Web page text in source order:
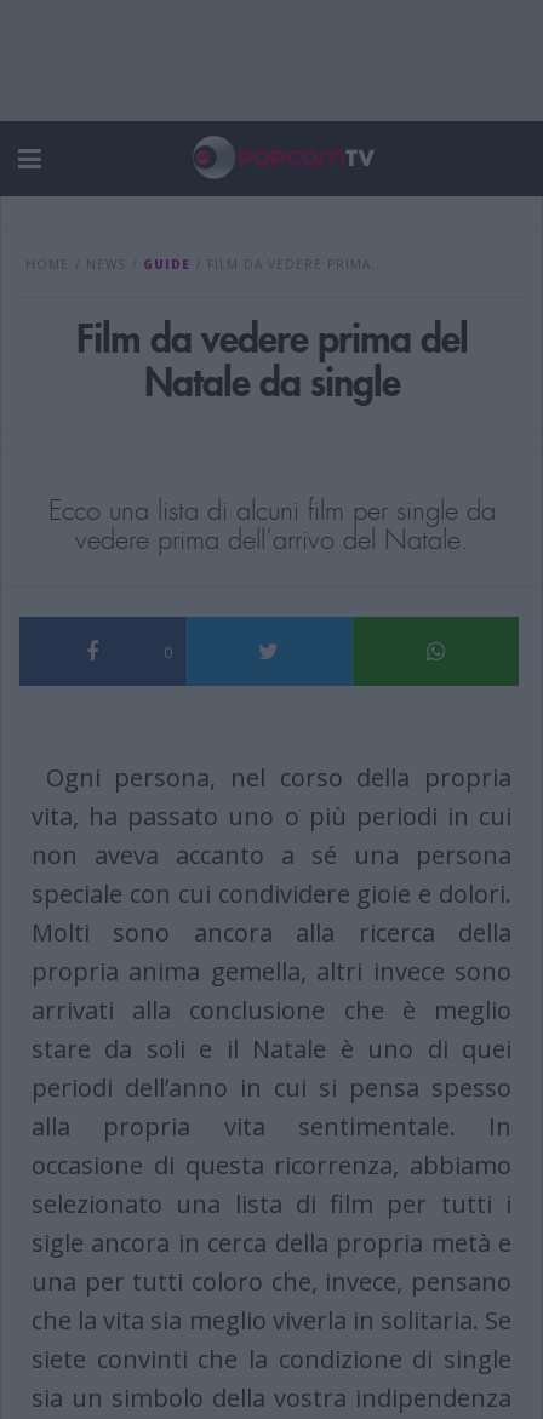
HOME NEWS GUIDE FILM DA VEDERE PRIMA...
Film da vedere prima del
Natale da single
Ecco una lista di alcuni film per single da
vedere prima dell’arrivo del Natale.
0
Ogni persona, nel corso della propria
vita, ha passato uno o più periodi in cui
non aveva accanto a sé una persona
speciale con cui condividere gioie e dolori.
Molti sono ancora alla ricerca della
propria anima gemella, altri invece sono
arrivati alla conclusione che è meglio
stare da soli e il Natale è uno di quei
periodi dell’anno in cui si pensa spesso
alla propria vita sentimentale. In
occasione di questa ricorrenza, abbiamo
selezionato una lista di film per tutti i
sigle ancora in cerca della propria metà e
una per tutti coloro che, invece, pensano
che la vita sia meglio viverla in solitaria. Se
siete convinti che la condizione di single
sia un simbolo della vostra indipendenza